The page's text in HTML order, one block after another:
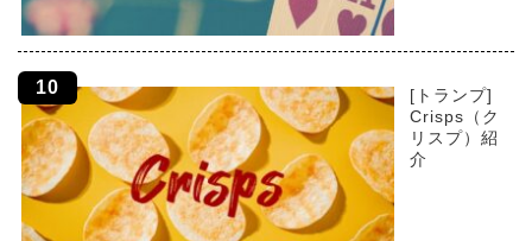
[トランプ]
Crisps（ク
リスプ）紹
介